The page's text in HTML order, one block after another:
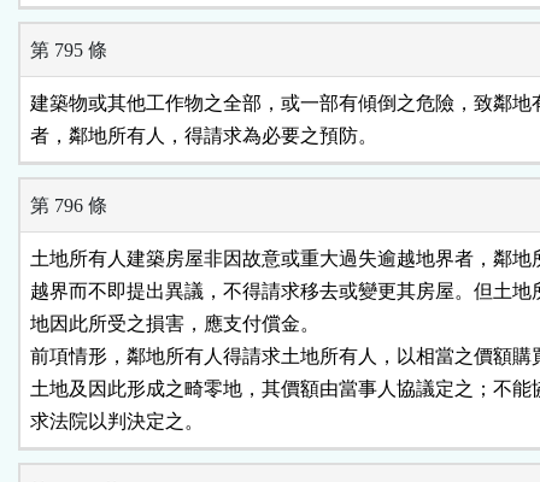
第 795 條
建築物或其他工作物之全部，或一部有傾倒之危險，致鄰地
者，鄰地所有人，得請求為必要之預防。
第 796 條
土地所有人建築房屋非因故意或重大過失逾越地界者，鄰地
越界而不即提出異議，不得請求移去或變更其房屋。但土地
地因此所受之損害，應支付償金。
前項情形，鄰地所有人得請求土地所有人，以相當之價額購
土地及因此形成之畸零地，其價額由當事人協議定之；不能
求法院以判決定之。